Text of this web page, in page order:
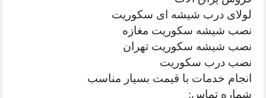
لولای درب شیشه ای سکوریت
نصب شیشه سکوریت مغازه
نصب شیشه سکوریت تهران
نصب درب سکوریت
انجام خدمات با قیمت بسیار مناسب
شماره تماس: